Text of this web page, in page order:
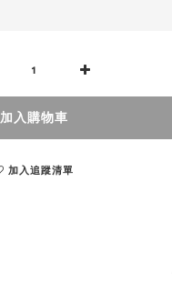
加入購物車
加入追蹤清單